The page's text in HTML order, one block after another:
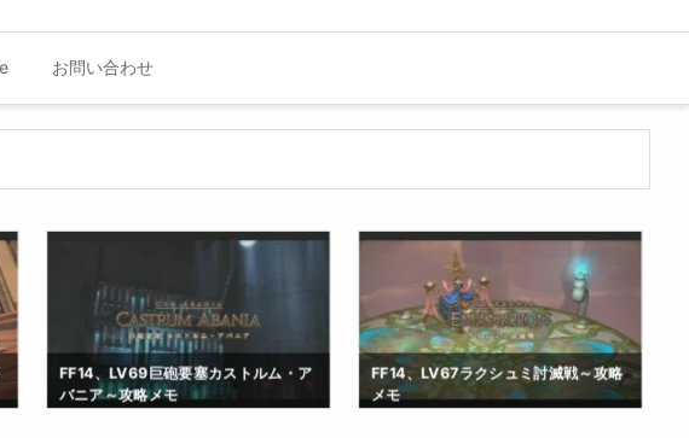
お問い合わせ
FF14、LV69巨砲要塞カストルム・ア
バニア～攻略メモ
FF14、LV67ラクシュミ討滅戦～攻略
メモ